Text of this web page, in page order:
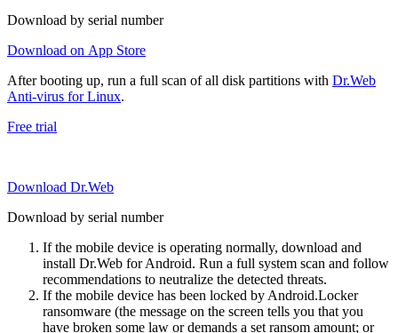
Download by serial number
Download on App Store
After booting up, run a full scan of all disk partitions with Dr.Web
Anti-virus for Linux.
Free trial
Download Dr.Web
Download by serial number
If the mobile device is operating normally, download and
install Dr.Web for Android. Run a full system scan and follow
recommendations to neutralize the detected threats.
If the mobile device has been locked by Android.Locker
ransomware (the message on the screen tells you that you
have broken some law or demands a set ransom amount; or